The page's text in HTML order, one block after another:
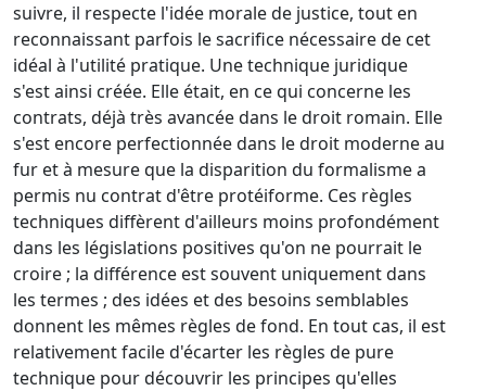
suivre, il respecte l'idée morale de justice, tout en
reconnaissant parfois le sacrifice nécessaire de cet
idéal à l'utilité pratique. Une technique juridique
s'est ainsi créée. Elle était, en ce qui concerne les
contrats, déjà très avancée dans le droit romain. Elle
s'est encore perfectionnée dans le droit moderne au
fur et à mesure que la disparition du formalisme a
permis nu contrat d'être protéiforme. Ces règles
techniques diffèrent d'ailleurs moins profondément
dans les législations positives qu'on ne pourrait le
croire ; la différence est souvent uniquement dans
les termes ; des idées et des besoins semblables
donnent les mêmes règles de fond. En tout cas, il est
relativement facile d'écarter les règles de pure
technique pour découvrir les principes qu'elles